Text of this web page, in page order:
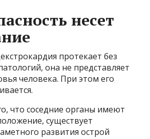
несет
протекает без
она не представляет
человека. При этом его
что соседние органы имеют
существует
развития острой